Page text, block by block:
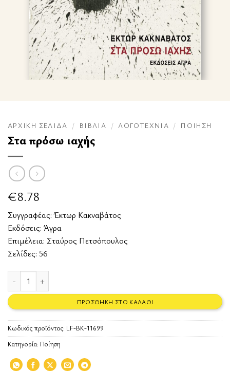
ΑΡΧΙΚΉ ΣΕΛΊΔΑ / ΒΙΒΛΊΑ / ΛΟΓΟΤΕΧΝΊΑ / ΠΟΊΗΣΗ
Στα πρόσω ιαχής
€8.78
Συγγραφέας:Έκτωρ Κακναβάτος
Εκδόσεις: Άγρα
Επιμέλεια: Σταύρος Πετσόπουλος
Σελίδες: 56
ΠΡΟΣΘΉΚΗ ΣΤΟ ΚΑΛΆΘΙ
Κωδικός προϊόντος: LF-BK-11699
Κατηγορία: Ποίηση